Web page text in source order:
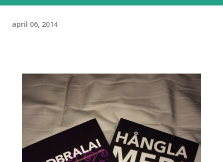
april 06, 2014